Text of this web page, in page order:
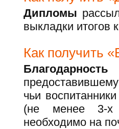
Дипломы
выкладки итогов
Как получить
Благодарность
чьи
(не менее 3-х
необходимо на